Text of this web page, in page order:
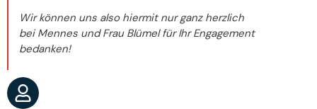
Wir können uns also hiermit nur ganz herzlich
bei Mennes und Frau Blümel für Ihr Engagement
bedanken!